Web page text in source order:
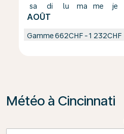
sa
AOÛT
di lu ma me je
Gamme662CHF -1 232CHF
Météo à Cincinnati